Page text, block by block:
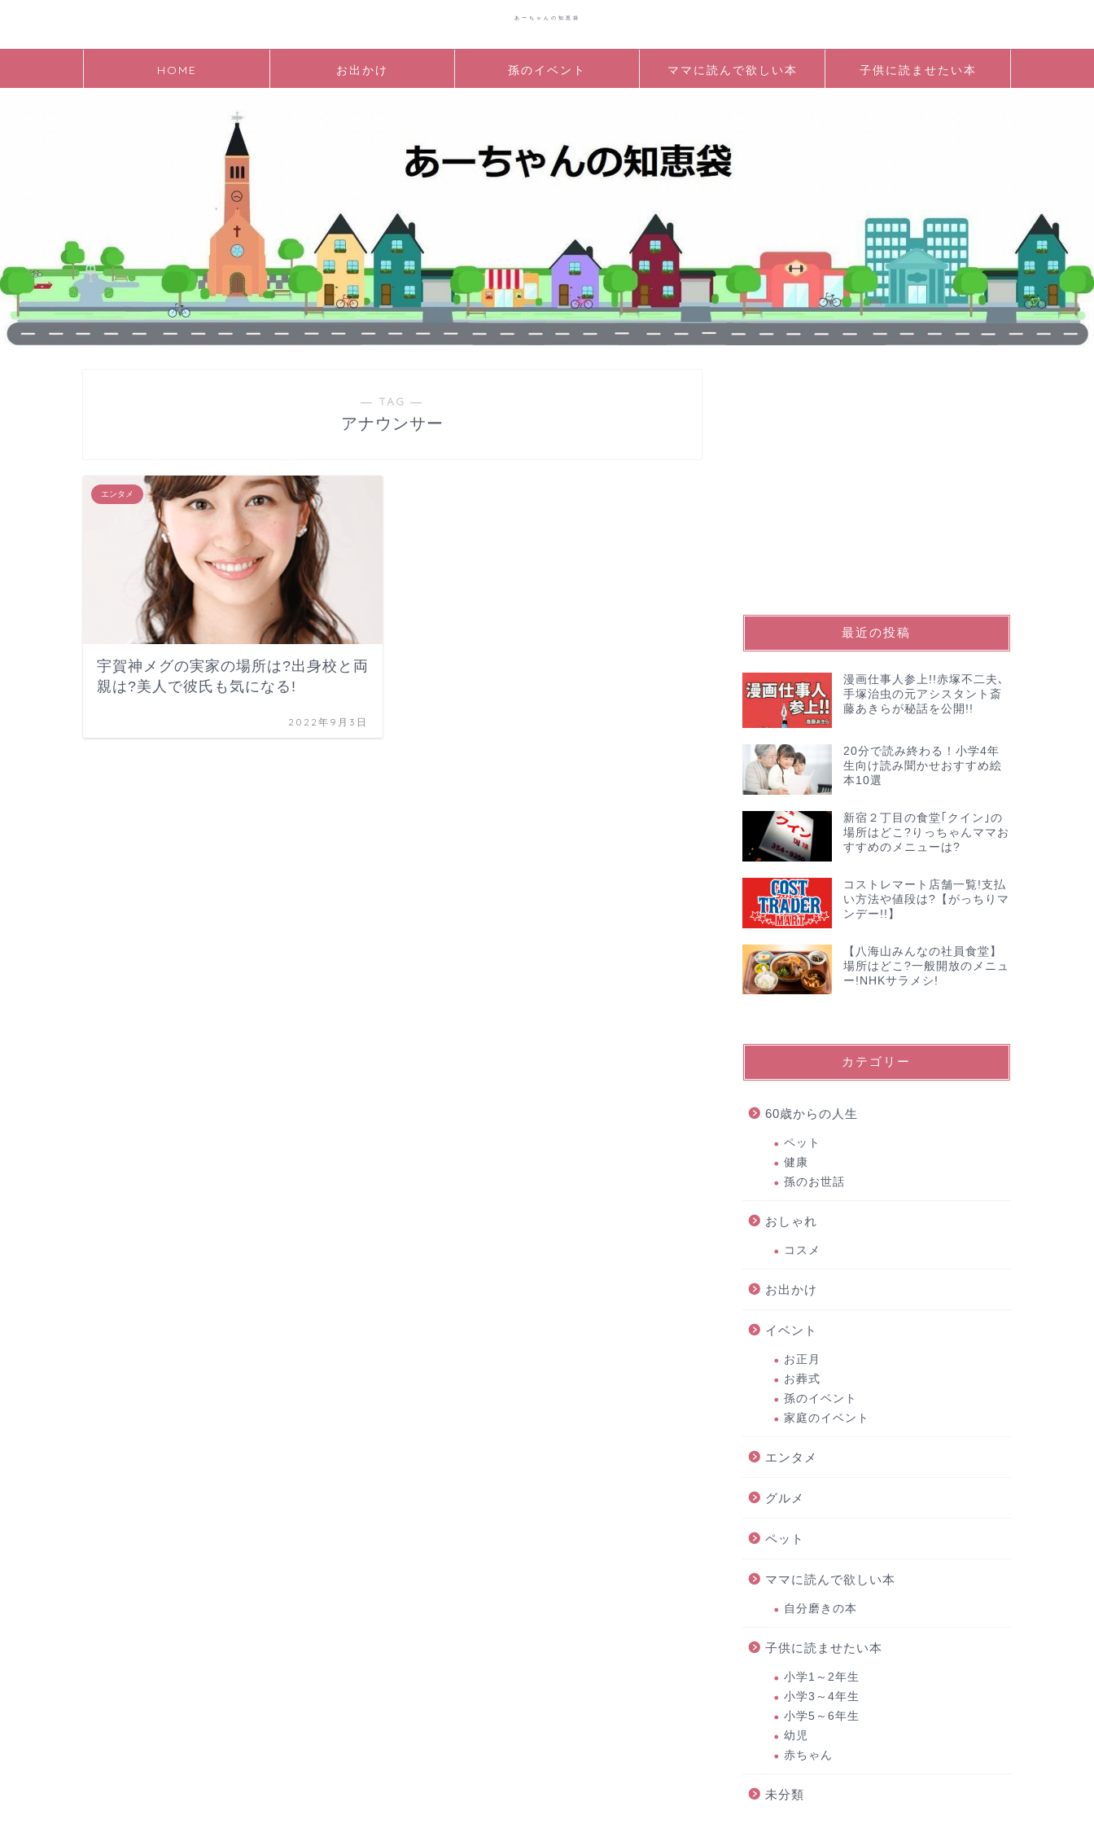
あーちゃんの知恵袋
HOME お出かけ 孫のイベント ママに読んで欲しい本 子供に読ませたい本
― TAG ―
アナウンサー
エンタメ
宇賀神メグの実家の場所は?出身校と両
親は?美人で彼氏も気になる!
2022年9月3日
最近の投稿
漫画仕事人参上!!赤塚不二夫､
手塚治虫の元アシスタント斎
藤あきらが秘話を公開!!
20分で読み終わる！小学4年
生向け読み聞かせおすすめ絵
本10選
新宿２丁目の食堂｢クイン｣の
場所はどこ?りっちゃんママお
すすめのメニューは?
コストレマート店舗一覧!支払
い方法や値段は?【がっちりマ
ンデー!!】
【八海山みんなの社員食堂】
場所はどこ?一般開放のメニュ
ー!NHKサラメシ!
カテゴリー
60歳からの人生
ペット
健康
孫のお世話
おしゃれ
コスメ
お出かけ
イベント
お正月
お葬式
孫のイベント
家庭のイベント
エンタメ
グルメ
ペット
ママに読んで欲しい本
自分磨きの本
子供に読ませたい本
小学1～2年生
小学3～4年生
小学5～6年生
幼児
赤ちゃん
未分類